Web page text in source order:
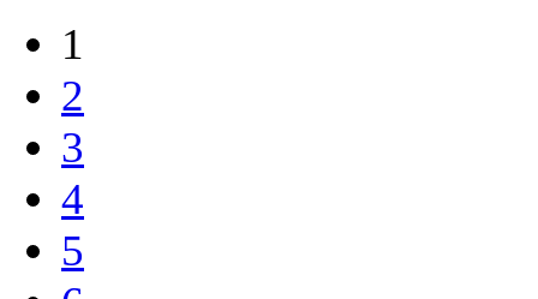
1
2
3
4
5